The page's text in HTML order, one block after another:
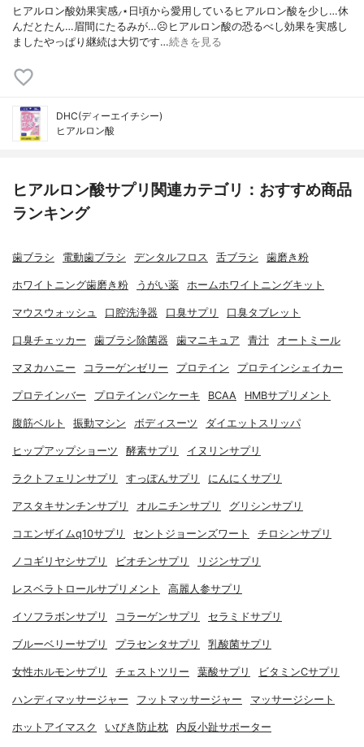
ヒアルロン酸効果実感⸝⋆日頃から愛用しているヒアルロン酸を少し…休
んだとたん…眉間にたるみが…☹︎ヒアルロン酸の恐るべし効果を実感し
ましたやっぱり継続は大切です…続きを見る
DHC(ディーエイチシー)
ヒアルロン酸
ヒアルロン酸サプリ関連カテゴリ：おすすめ商品
ランキング
歯ブラシ 電動歯ブラシ デンタルフロス 舌ブラシ 歯磨き粉
ホワイトニング歯磨き粉 うがい薬 ホームホワイトニングキット
マウスウォッシュ 口腔洗浄器 口臭サプリ 口臭タブレット
口臭チェッカー 歯ブラシ除菌器 歯マニキュア 青汁 オートミール
マヌカハニー コラーゲンゼリー プロテイン プロテインシェイカー
プロテインバー プロテインパンケーキ BCAA HMBサプリメント
腹筋ベルト 振動マシン ボディスーツ ダイエットスリッパ
ヒップアップショーツ 酵素サプリ イヌリンサプリ
ラクトフェリンサプリ すっぽんサプリ にんにくサプリ
アスタキサンチンサプリ オルニチンサプリ グリシンサプリ
コエンザイムq10サプリ セントジョーンズワート チロシンサプリ
ノコギリヤシサプリ ビオチンサプリ リジンサプリ
レスベラトロールサプリメント 高麗人参サプリ
イソフラボンサプリ コラーゲンサプリ セラミドサプリ
ブルーベリーサプリ プラセンタサプリ 乳酸菌サプリ
女性ホルモンサプリ チェストツリー 葉酸サプリ ビタミンCサプリ
ハンディマッサージャー フットマッサージャー マッサージシート
ホットアイマスク いびき防止枕 内反小趾サポーター